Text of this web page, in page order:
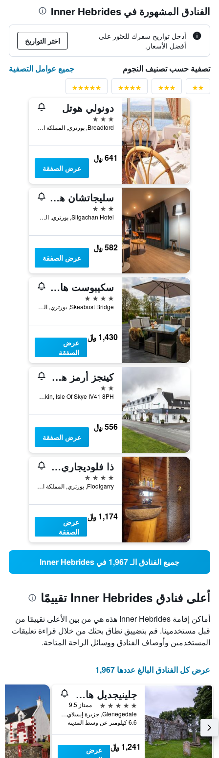
الفنادق المشهورة في Inner Hebrides
أدخل تواريخ سفرك للعثور على
أفضل الأسعار.
اختر التواريخ
تصفية حسب تصنيف النجوم جميع عوامل التصفية
دونولي هوتل
3 نجوم
Broadford, بورتري, المملكة المتحدة
641 ﷼
عرض الصفقة
سليجاتشان هوتل
3 نجوم
Sligachan Hotel, بورتري, المملكة المتحدة
582 ﷼
عرض الصفقة
سكيبوست هاوس هوتل
4 نجوم
Skeabost Bridge, بورتري, المملكة المتحدة
1,430 ﷼
عرض
الصفقة
كينجز أرمز هوتل
2 نجمتين
King Street, Kyleakin, Isle Of Skye IV41 8PH, آيل اوف سكاي, المملكة المتحدة
556 ﷼
عرض الصفقة
ذا فلوديجاري هوتل إن ذا سكاي
4 نجوم
Flodigarry, بورتري, المملكة المتحدة
1,174 ﷼
عرض
الصفقة
جميع الفنادق الـ 1,967 في Inner Hebrides
أعلى فنادق Inner Hebrides تقييمًا
أماكن إقامة Inner Hebrides هذه هي من بين الأعلى تقييمًا من
قبل مستخدمينا. قم بتضييق نطاق بحثك من خلال قراءة تعليقات
المستخدمين وأوصاف الفنادق ووسائل الراحة المتاحة.
عرض كل الفنادق البالغ عددها 1,967
جلينيجديل هاوس
5 نجوم
ممتاز 9.5
Glenegedale, جزيرة إيسلاي, المملكة المتحدة
6.6 كيلومتر عن وسط المدينة
1,241 ﷼
عرض